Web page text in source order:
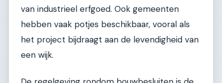
van industrieel erfgoed. Ook gemeenten
hebben vaak potjes beschikbaar, vooral als
het project bijdraagt aan de levendigheid van
een wijk.